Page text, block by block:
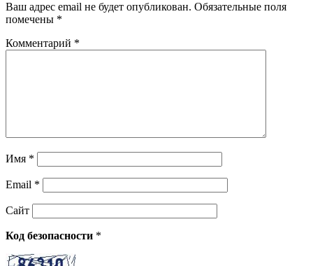
Ваш адрес email не будет опубликован. Обязательные поля
помечены *
Комментарий *
Имя *
Email *
Сайт
Код безопасности *